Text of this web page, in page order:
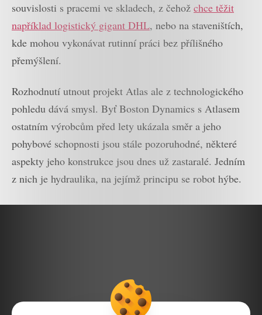
souvislosti s pracemi ve skladech, z čehož chce těžit
například logistický gigant DHL, nebo na staveništích,
kde mohou vykonávat rutinní práci bez přílišného
přemýšlení.
Rozhodnutí utnout projekt Atlas ale z technologického
pohledu dává smysl. Byť Boston Dynamics s Atlasem
ostatním výrobcům před lety ukázala směr a jeho
pohybové schopnosti jsou stále pozoruhodné, některé
aspekty jeho konstrukce jsou dnes už zastaralé. Jedním
z nich je hydraulika, na jejímž principu se robot hýbe.